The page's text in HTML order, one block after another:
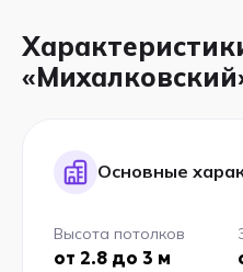
Основные
Высота потолков
от 2.8 до 3 м